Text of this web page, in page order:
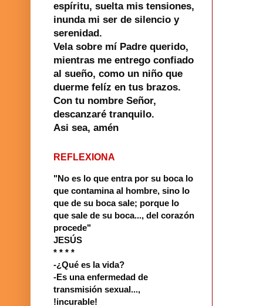
espíritu, suelta mis tensiones,
inunda mi ser de silencio y
serenidad.
Vela sobre mí Padre querido,
mientras me entrego confiado
al sueño, como un niño que
duerme felíz en tus brazos.
Con tu nombre Señor,
descanzaré tranquilo.
Asi sea, amén
REFLEXIONA
"No es lo que entra por su boca lo
que contamina al hombre, sino lo
que de su boca sale; porque lo
que sale de su boca..., del corazón
procede"
JESÚS
* * * *
-¿Qué es la vida?
-Es una enfermedad de
transmisión sexual...,
!incurable!